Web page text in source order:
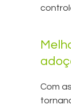
Com